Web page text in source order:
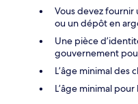
Vous devez
ou un dépôt en
Une pièce
gouvernement
L’âge minimal des
L’âge minimal